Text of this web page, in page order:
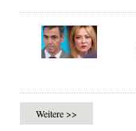
Weitere >>